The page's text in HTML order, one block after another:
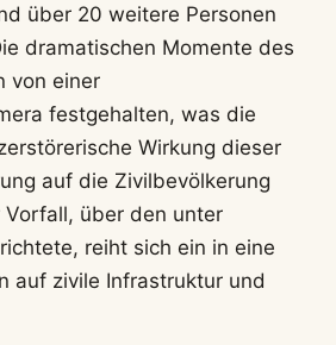
über 20 weitere Personen
dramatischen Momente des
von einer
festgehalten, was die
Wirkung dieser
auf die Zivilbevölkerung
über den unter
reiht sich ein in eine
auf zivile Infrastruktur und